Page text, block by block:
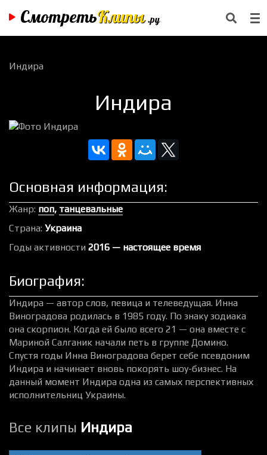
СмотретьКлипы .ру
Индира
Индира
Основная информация:
Жанр: поп, танцевальные
Страна: Украина
Годы активности 2016 — настоящее время
Биография:
Индира — автор слов, певица и телеведущая. Инна
Виноградова родилась в 1985 году. По знаку зодиака
она скорпион. Когда ей было всего 21 — она вместе с
Мариной Салганик начали петь в группе Домино.
Спустя годы Инна Виноградова берет себе псевдоним
Индира и начинает вновь покорять шоу-бизнес. На
данный момент Индира одна из самых перспективных
исполнительниц Украины.
Все клипы Индира